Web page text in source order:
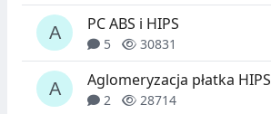
PC ABS i HIPS
5 30831
Aglomeryzacja płatka HIPS
2 28714